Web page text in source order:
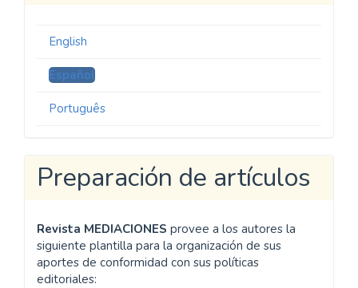
English
Español
Português
Preparación de artículos
Revista MEDIACIONES provee a los autores la
siguiente plantilla para la organización de sus
aportes de conformidad con sus políticas
editoriales: